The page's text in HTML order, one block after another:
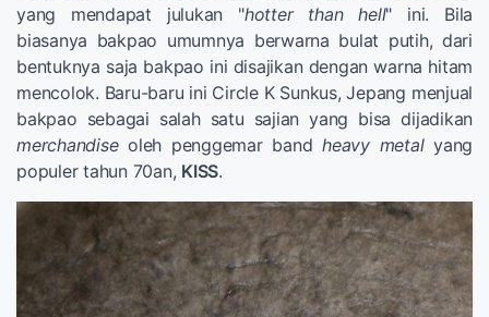
yang mendapat julukan "hotter than hell" ini. Bila
biasanya bakpao umumnya berwarna bulat putih, dari
bentuknya saja bakpao ini disajikan dengan warna hitam
mencolok. Baru-baru ini Circle K Sunkus, Jepang menjual
bakpao sebagai salah satu sajian yang bisa dijadikan
merchandiseoleh penggemar band heavy metalyang
populer tahun 70an, KISS.